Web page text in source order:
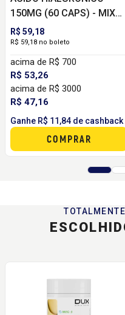
150MG (60 CAPS) - MIX
NUTRI
R$ 59,18
R$ 59,18 no boleto
acima de R$ 700
R$ 53,26
acima de R$ 3000
R$ 47,16
Ganhe R$ 11,84 de cashback
COMPRAR